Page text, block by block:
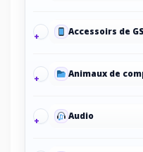
Accessoirs de
Animaux de
Audio